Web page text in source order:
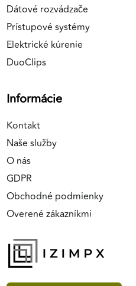
Dátové rozvádzače
Prístupové systémy
Elektrické kúrenie
DuoClips
Informácie
Kontakt
Naše služby
O nás
GDPR
Obchodné podmienky
Overené zákazníkmi